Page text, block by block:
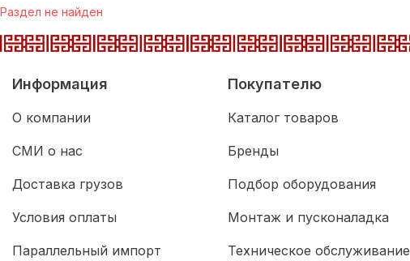
Раздел не найден
Информация
О компании
СМИ о нас
Доставка грузов
Условия оплаты
Параллельный импорт
Покупателю
Каталог товаров
Бренды
Подбор оборудования
Монтаж и пусконаладка
Техническое обслуживание